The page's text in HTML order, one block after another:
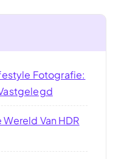
Fotografie:
Van HDR